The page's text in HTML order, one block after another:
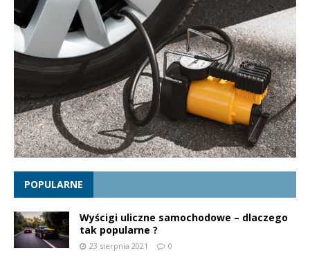
POPULARNE
Wyścigi uliczne samochodowe – dlaczego
tak popularne ?
23 sierpnia 2021 0